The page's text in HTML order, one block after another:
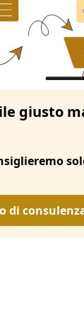
giusto
di